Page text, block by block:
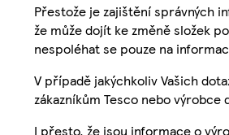
Přestože je zajištění správných
že může dojít ke změně složek
nespoléhat se pouze na
V případě jakýchkoliv Vašich
zákazníkům Tesco nebo výrobce
I přesto, že jsou informace o